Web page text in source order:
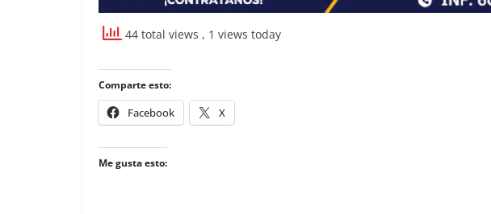
44 total views , 1 views today
Comparte esto:
Facebook X
Me gusta esto: